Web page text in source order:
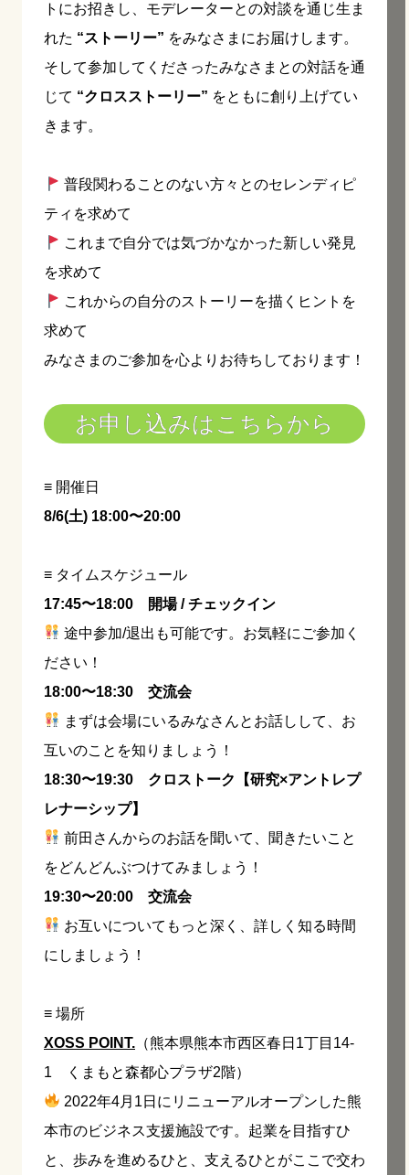
トにお招きし、モデレーターとの対談を通じ生ま
れた “ストーリー” をみなさまにお届けします。
そして参加してくださったみなさまとの対話を通
じて “クロスストーリー” をともに創り上げてい
きます。
普段関わることのない方々とのセレンディピ
ティを求めて
これまで自分では気づかなかった新しい発見
を求めて
これからの自分のストーリーを描くヒントを
求めて
みなさまのご参加を心よりお待ちしております！
お申し込みはこちらから
≡ 開催日
8/6(土) 18:00〜20:00
≡ タイムスケジュール
17:45〜18:00 開場 / チェックイン
途中参加/退出も可能です。お気軽にご参加く
ださい！
18:00〜18:30 交流会
まずは会場にいるみなさんとお話しして、お
互いのことを知りましょう！
18:30〜19:30 クロストーク【研究×アントレプ
レナーシップ】
前田さんからのお話を聞いて、聞きたいこと
をどんどんぶつけてみましょう！
19:30〜20:00 交流会
お互いについてもっと深く、詳しく知る時間
にしましょう！
≡ 場所
XOSS POINT. （熊本県熊本市西区春日1丁目14-
1 くまもと森都心プラザ2階）
2022年4月1日にリニューアルオープンした熊
本市のビジネス支援施設です。起業を目指すひ
と、歩みを進めるひと、支えるひとがここで交わ